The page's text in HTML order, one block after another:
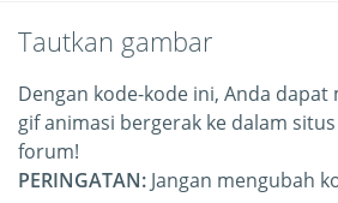
Tautkan gambar
Dengan kode-kode ini, Anda
gif animasi bergerak ke dalam
forum!
PERINGATAN: Jangan mengubah